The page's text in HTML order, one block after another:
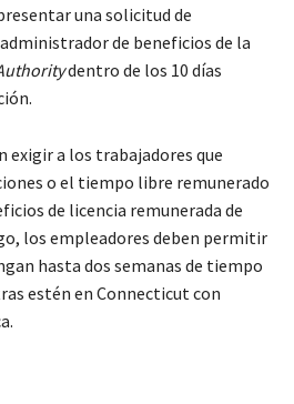
una solicitud de
de beneficios de la
dentro de los 10 días
exigir a los trabajadores que
o el tiempo libre remunerado
de licencia remunerada de
los empleadores deben permitir
hasta dos semanas de tiempo
estén en Connecticut con